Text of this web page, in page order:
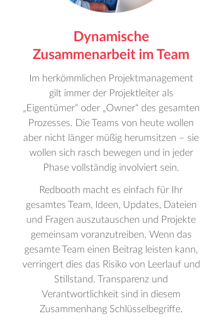
Dynamische
Zusammenarbeit im Team
Im herkömmlichen Projektmanagement
gilt immer der Projektleiter als
„Eigentümer“ oder „Owner“ des gesamten
Prozesses. Die Teams von heute wollen
aber nicht länger müßig herumsitzen – sie
wollen sich rasch bewegen und in jeder
Phase vollständig involviert sein.
Redbooth macht es einfach für Ihr
gesamtes Team, Ideen, Updates, Dateien
und Fragen auszutauschen und Projekte
gemeinsam voranzutreiben. Wenn das
gesamte Team einen Beitrag leisten kann,
verringert dies das Risiko von Leerlauf und
Stillstand. Transparenz und
Verantwortlichkeit sind in diesem
Zusammenhang Schlüsselbegriffe.